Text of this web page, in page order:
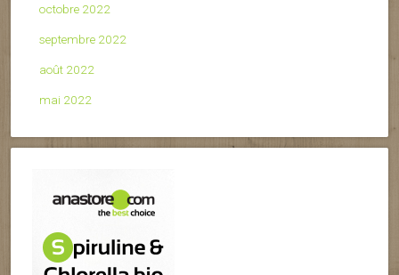
octobre 2022
septembre 2022
août 2022
mai 2022